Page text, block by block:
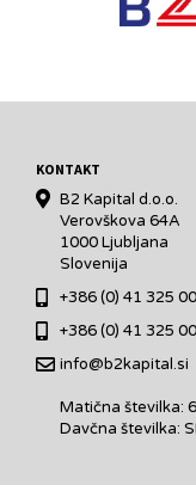
KONTAKT
B2 Kapital d.o.o.
Verovškova 64A
1000 Ljubljana
Slovenija
+386 (0) 41 325
+386 (0) 41 325
info@b2kapital.si
Matična številka:
Davčna številka: